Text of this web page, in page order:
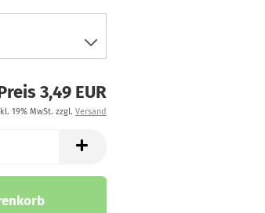
3,49 EUR
19% MwSt. zzgl. Versand